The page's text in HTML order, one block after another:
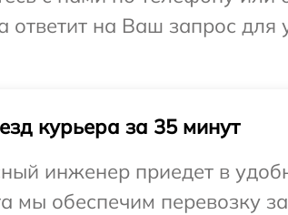
ответит на Ваш запрос
курьера за 35 минут
инженер приедет в
мы обеспечим перевозку